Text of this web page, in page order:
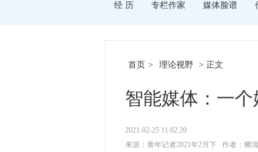
经 历 专栏作家 媒体脸谱
首页 > 理论视野 > 正文
智能媒体：一
2021-02-25 11:02:20
来源：青年记者2021年2月下
作者：卿清